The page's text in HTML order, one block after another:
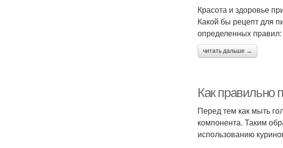
Красота и здоровье
Какой бы рецепт для
определенных правил:
читать дальше →
Как правильно
Перед тем как мыть
компонента. Таким
использованию